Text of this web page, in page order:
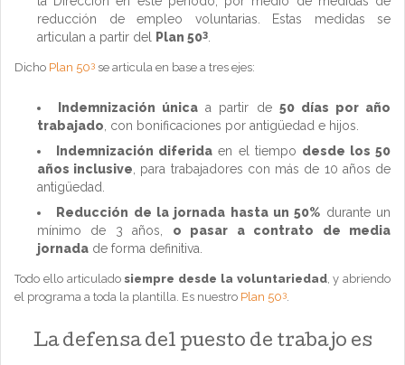
reducción de empleo voluntarias. Estas medidas se
articulan a partir del Plan 503.
Dicho Plan 503 se articula en base a tres ejes:
Indemnización única a partir de 50 días por año
trabajado, con bonificaciones por antigüedad e hijos.
Indemnización diferida en el tiempo desde los 50
años inclusive, para trabajadores con más de 10 años de
antigüedad.
Reducción de la jornada hasta un 50% durante un
mínimo de 3 años, o pasar a contrato de media
jornada de forma definitiva.
Todo ello articuladosiempre desde la voluntariedad, y abriendo
el programa a toda la plantilla. Es nuestro Plan 503.
La defensa del puesto de trabajo es